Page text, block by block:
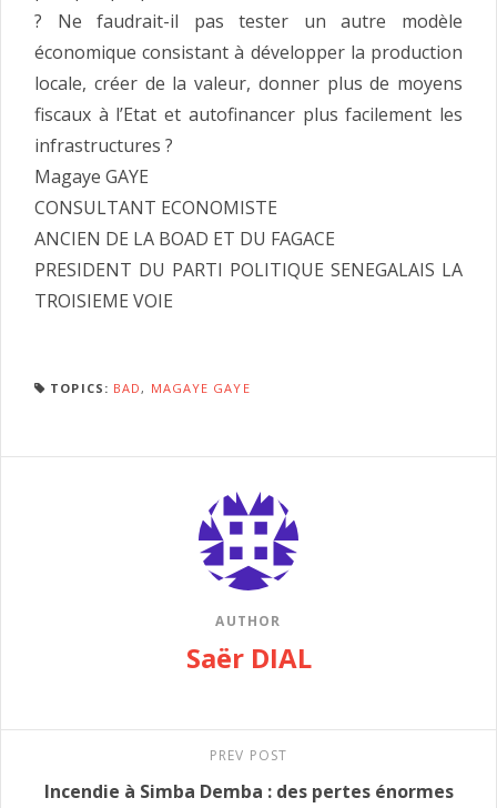
? Ne faudrait-il pas tester un autre modèle
économique consistant à développer la production
locale, créer de la valeur, donner plus de moyens
fiscaux à l’Etat et autofinancer plus facilement les
infrastructures ?
Magaye GAYE
CONSULTANT ECONOMISTE
ANCIEN DE LA BOAD ET DU FAGACE
PRESIDENT DU PARTI POLITIQUE SENEGALAIS LA
TROISIEME VOIE
TOPICS: BAD, MAGAYE GAYE
AUTHOR
Saër DIAL
PREV POST
Incendie à Simba Demba : des pertes énormes